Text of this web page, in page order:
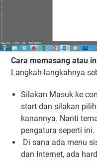
Cara memasang atau
Langkah-langkahnya
Silakan Masuk ke
start dan silakan
kanannya. Nanti
pengatura seperti ini.
Di sana ada menu
dan Internet, ada